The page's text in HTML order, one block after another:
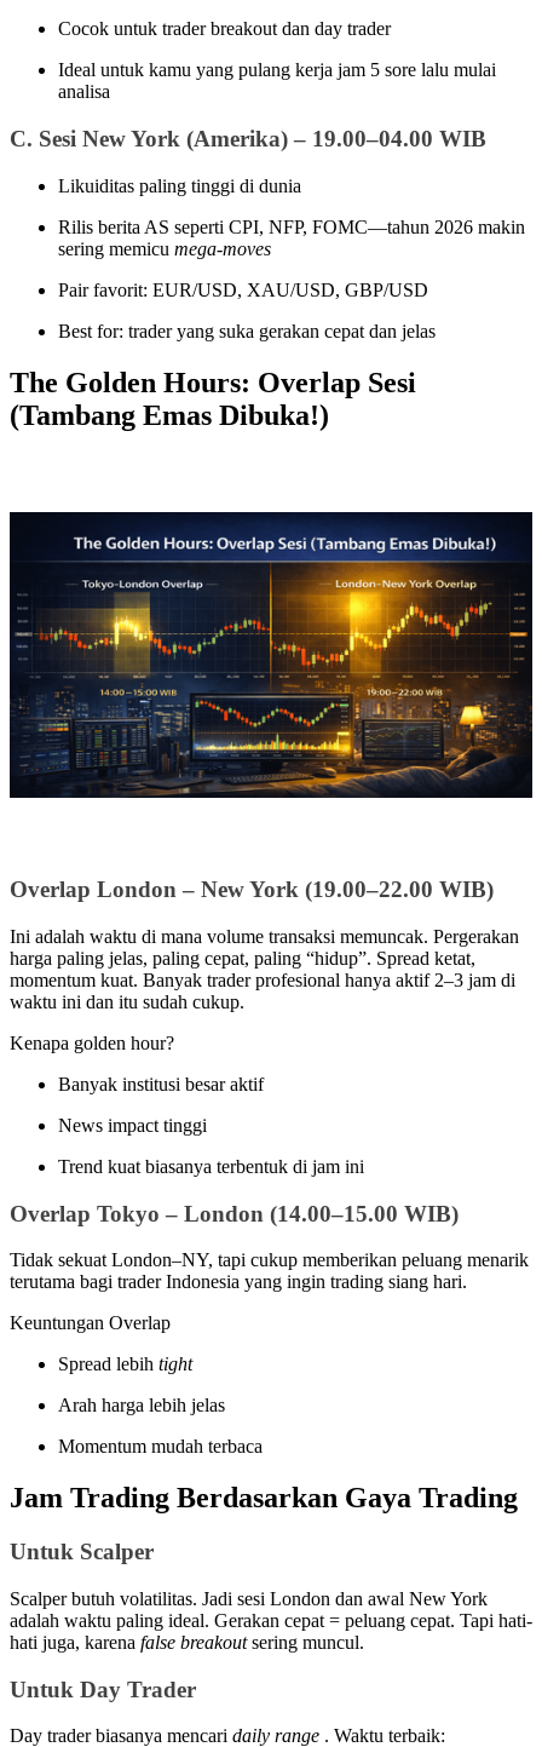
Cocok untuk trader breakout dan day trader
Ideal untuk kamu yang pulang kerja jam 5 sore lalu mulai
analisa
C. Sesi New York (Amerika) – 19.00–04.00 WIB
Likuiditas paling tinggi di dunia
Rilis berita AS seperti CPI, NFP, FOMC—tahun 2026 makin
sering memicu mega-moves
Pair favorit: EUR/USD, XAU/USD, GBP/USD
Best for: trader yang suka gerakan cepat dan jelas
The Golden Hours: Overlap Sesi
(Tambang Emas Dibuka!)
Overlap London – New York (19.00–22.00 WIB)
Ini adalah waktu di mana volume transaksi memuncak. Pergerakan
harga paling jelas, paling cepat, paling “hidup”. Spread ketat,
momentum kuat. Banyak trader profesional hanya aktif 2–3 jam di
waktu ini dan itu sudah cukup.
Kenapa golden hour?
Banyak institusi besar aktif
News impact tinggi
Trend kuat biasanya terbentuk di jam ini
Overlap Tokyo – London (14.00–15.00 WIB)
Tidak sekuat London–NY, tapi cukup memberikan peluang menarik
terutama bagi trader Indonesia yang ingin trading siang hari.
Keuntungan Overlap
Spread lebih tight
Arah harga lebih jelas
Momentum mudah terbaca
Jam Trading Berdasarkan Gaya Trading
Untuk Scalper
Scalper butuh volatilitas. Jadi sesi London dan awal New York
adalah waktu paling ideal. Gerakan cepat = peluang cepat. Tapi hati-
hati juga, karena false breakout sering muncul.
Untuk Day Trader
Day trader biasanya mencari daily range . Waktu terbaik: